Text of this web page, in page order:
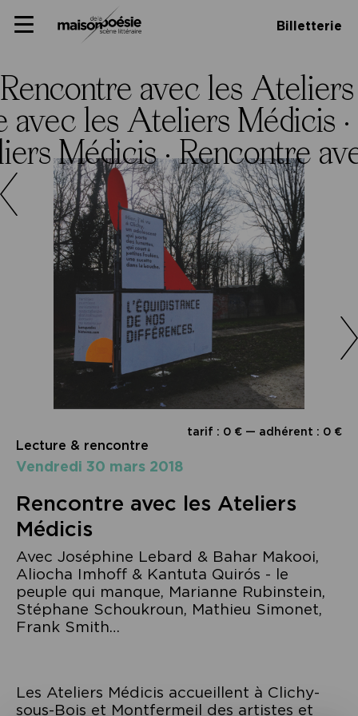
Panneau de gestion des cookies
to
Primary
Billetterie
Rencontre avec les
avec les Ateliers Médicis ·
Médicis ·Rencontre
tarif : 0 € — adhérent : 0 €
Lecture & rencontre
vendredi 30 mars 2018
Rencontre avec les Ateliers
Médicis
Avec Joséphine Lebard & Bahar Makooi,
Aliocha Imhoff & Kantuta Quirós - le
peuple qui manque, Marianne Rubinstein,
Stéphane Schoukroun, Mathieu Simonet,
Frank Smith…
Les Ateliers Médicis accueillent à Clichy-
sous-Bois et Montfermeil des artistes et